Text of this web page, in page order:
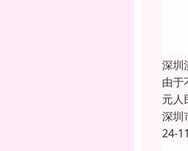
深圳
由于
元人
深圳
24-